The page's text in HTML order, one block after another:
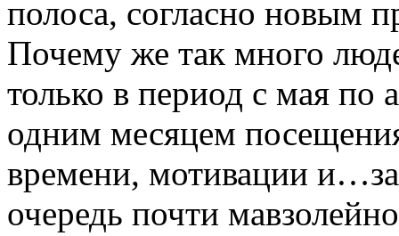
полоса, согласно новым
Почему же так много
только в период с мая по
одним месяцем
времени, мотивации
очередь почти